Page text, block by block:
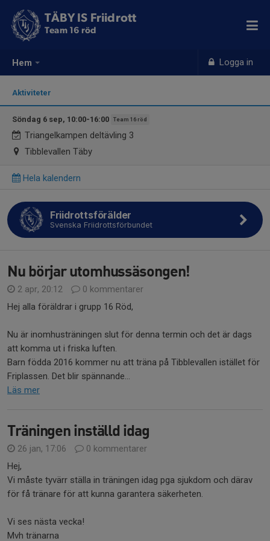
Hem Logga in
TÄBY IS Friidrott
Team 16 röd
Aktiviteter
Söndag 6 sep, 10:00-16:00 Team 16 röd
Triangelkampen deltävling 3
Tibblevallen Täby
Hela kalendern
Friidrottsförälder
Svenska Friidrottsförbundet
Nu börjar utomhussäsongen!
2 apr, 20:12
0 kommentarer
Hej alla föräldrar i grupp 16 Röd,
Nu är inomhusträningen slut för denna termin och det är dags
att komma ut i friska luften.
Barn födda 2016 kommer nu att träna på Tibblevallen istället för
Friplassen. Det blir spännande...
Läs mer
Träningen inställd idag
26 jan, 17:06
0 kommentarer
Hej,
Vi måste tyvärr ställa in träningen idag pga sjukdom och därav
för få tränare för att kunna garantera säkerheten.
Vi ses nästa vecka!
Mvh tränarna